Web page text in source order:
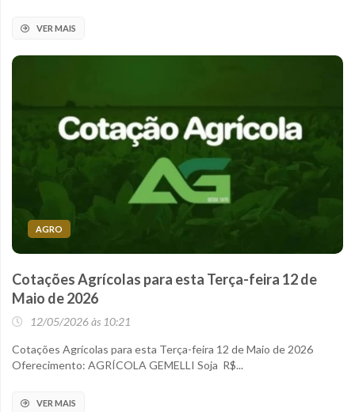
VER MAIS
AGRO
Cotações Agrícolas para esta Terça-feira 12 de
Maio de 2026
12/05/2026 às 10:21
Cotações Agrícolas para esta Terça-feira 12 de Maio de 2026
Oferecimento: AGRÍCOLA GEMELLI Soja R$...
VER MAIS